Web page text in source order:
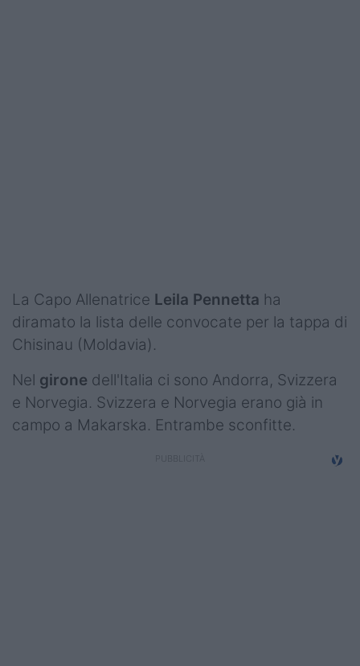
La Capo Allenatrice Leila Pennetta ha
diramato la lista delle convocate per la tappa di
Chisinau (Moldavia).
Nel girone dell'Italia ci sono Andorra, Svizzera
e Norvegia. Svizzera e Norvegia erano già in
campo a Makarska. Entrambe sconfitte.